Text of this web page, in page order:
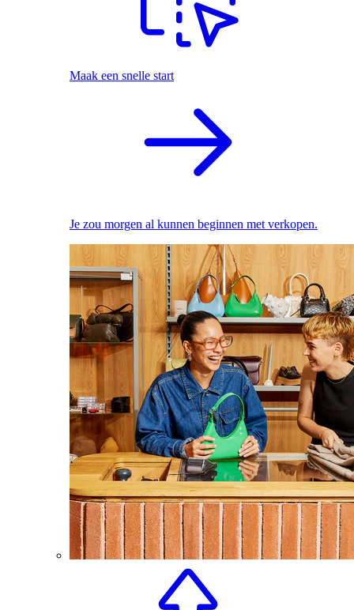
Maak een snelle start
Je zou morgen al kunnen beginnen met verkopen.